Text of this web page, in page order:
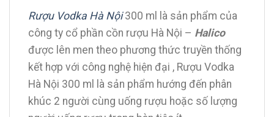
Rượu Vodka Hà Nội300 ml là sản phẩm của
công ty cổ phần cồn rượu Hà Nội – Halico
được lên men theo phương thức truyền thống
kết hợp với công nghệ hiện đại , Rượu Vodka
Hà Nội 300 ml là sản phẩm hướng đến phân
khúc 2 người cùng uống rượu hoặc số lượng